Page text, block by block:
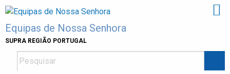
Skip
content
Equipas de Nossa Senhora
SUPRA REGIÃO PORTUGAL